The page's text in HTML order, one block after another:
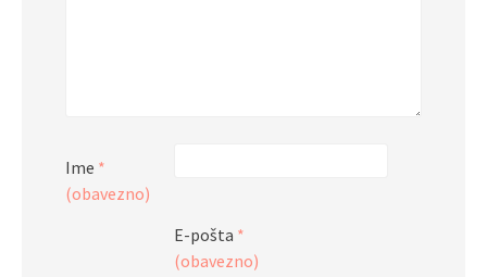
Ime *
(obavezno)
E-pošta *
(obavezno)